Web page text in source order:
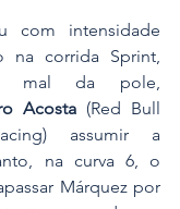
com intensidade
na corrida Sprint,
mal da pole,
Acosta (Red Bull
assumir a
na curva 6, o
Márquez por